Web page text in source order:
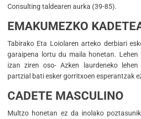
Consulting taldearen aurka (39-85).
EMAKUMEZKO
Tabirako Eta Loiolaren arteko derbiari
garaipena lortu du maila honetan.
izan ziren oso- Azken laurdeneko
partzial bati esker gorritxoen esperantzak
CADETE MASCULINO
Multzo honetan ez da inolako